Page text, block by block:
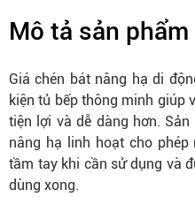
Mô tả sản phẩm
Giá chén bát nâng hạ di
kiện tủ bếp thông minh giúp
tiện lợi và dễ dàng hơn.
nâng hạ linh hoạt cho
tầm tay khi cần sử dụng và
dùng xong.